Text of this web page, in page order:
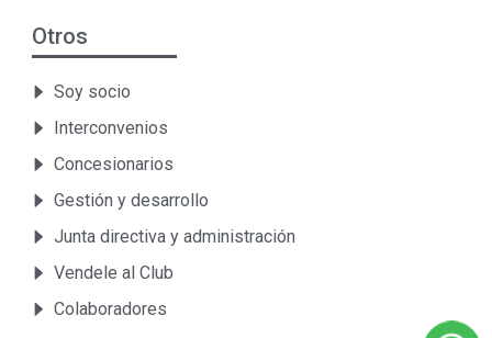
Otros
Soy socio
Interconvenios
Concesionarios
Gestión y desarrollo
Junta directiva y administración
Vendele al Club
Colaboradores